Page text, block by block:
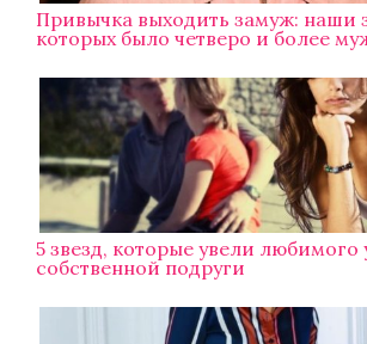
Привычка выходить замуж: наши
которых было четверо и более
5 звезд, которые увели любимого
собственной подруги